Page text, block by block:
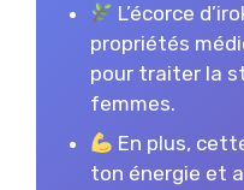
L’écorce
propriétés
pour traiter la
femmes.
En plus,
ton énergie et